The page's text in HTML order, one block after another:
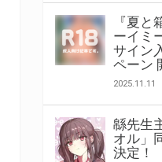
『夏
ーイミ
サイン
ペーン
2025.11.11
緜先生
オル」
決定！